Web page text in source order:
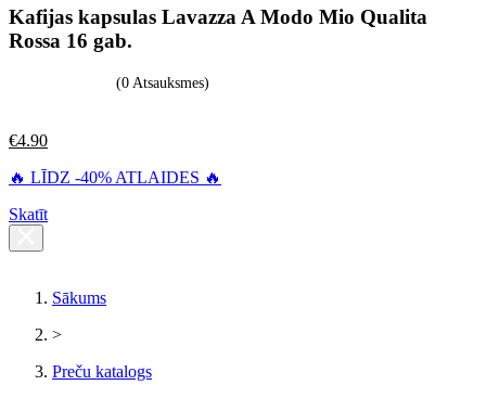
Kafijas kapsulas Lavazza A Modo Mio Qualita
Rossa 16 gab.
(0 Atsauksmes)
€4.90
🔥 LĪDZ -40% ATLAIDES 🔥
Skatīt
Sākums
>
Preču katalogs